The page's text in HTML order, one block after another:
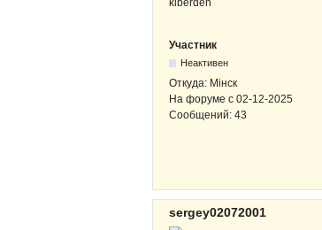
Участник
Неактивен
Откуда: Мінск
На форуме с 02-12-2025
Сообщений: 43
sergey02072001